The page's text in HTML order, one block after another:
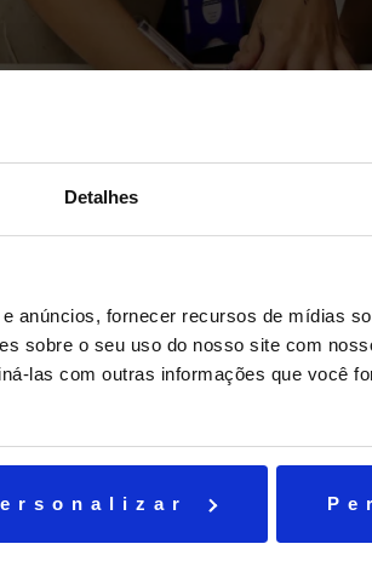
Detalhes
anúncios, fornecer recursos de mídias
sobre o seu uso do nosso site com
las com outras informações que você
cordéis com temas nacionais em que as
havia: racismo, desigualdade
ideia é expor as produções durante o mês
e pais que entrarem lá serão surpreendidos